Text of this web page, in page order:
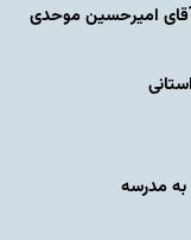
امیرحسین موحدی
مدرسه